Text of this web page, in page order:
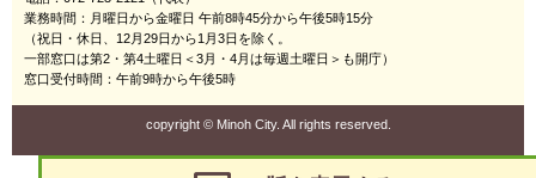
業務時間：月曜日から金曜日 午前8時45分から午後5時15分
（祝日・休日、12月29日から1月3日を除く。
一部窓口は第2・第4土曜日＜3月・4月は毎週土曜日＞も開庁）
窓口受付時間：午前9時から午後5時
copyright ©Minoh City. All rights reserved.